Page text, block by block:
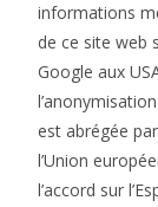
informations
de ce site web
Google aux
est abrégée
l’Union
l’accord sur